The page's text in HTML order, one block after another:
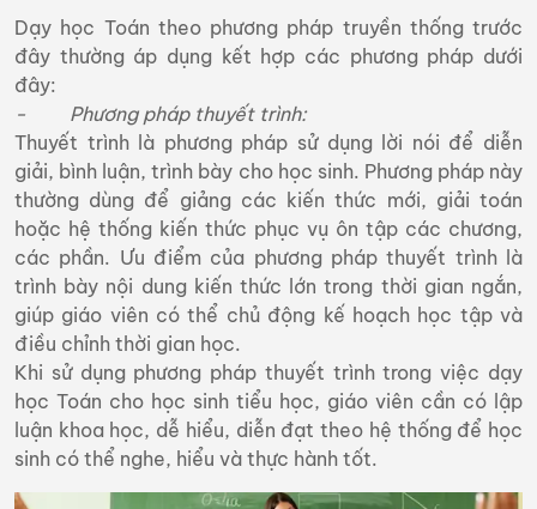
Dạy học Toán theo phương pháp truyền thống trước
đây thường áp dụng kết hợp các phương pháp dưới
đây:
- Phương pháp thuyết trình:
Thuyết trình là phương pháp sử dụng lời nói để diễn
giải, bình luận, trình bày cho học sinh. Phương pháp này
thường dùng để giảng các kiến thức mới, giải toán
hoặc hệ thống kiến thức phục vụ ôn tập các chương,
các phần. Ưu điểm của phương pháp thuyết trình là
trình bày nội dung kiến thức lớn trong thời gian ngắn,
giúp giáo viên có thể chủ động kế hoạch học tập và
điều chỉnh thời gian học.
Khi sử dụng phương pháp thuyết trình trong việc dạy
học Toán cho học sinh tiểu học, giáo viên cần có lập
luận khoa học, dễ hiểu, diễn đạt theo hệ thống để học
sinh có thể nghe, hiểu và thực hành tốt.